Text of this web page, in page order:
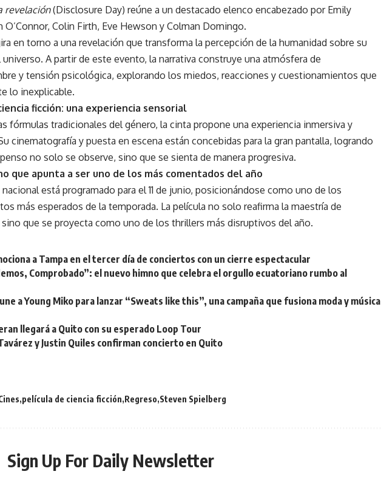
revelación(Disclosure Day) reúne a un destacado elenco encabezado por Emily
O’Connor, Colin Firth, Eve Hewson y Colman Domingo.
en torno a una revelación que transforma la percepción de la humanidad sobre su
universo. A partir de este evento, la narrativa construye una atmósfera de
y tensión psicológica, explorando los miedos, reacciones y cuestionamientos que
lo inexplicable.
ficción: una experiencia sensorial
fórmulas tradicionales del género, la cinta propone una experiencia inmersiva y
cinematografía y puesta en escena están concebidas para la gran pantalla, logrando
no solo se observe, sino que se sienta de manera progresiva.
que apunta a ser uno de los más comentados del año
está programado para el 11 de junio, posicionándose como uno de los
más esperados de la temporada. La película no solo reafirma la maestría de
que se proyecta como uno de los thrillers más disruptivos del año.
a Tampa en el tercer día de conciertos con un cierre espectacular
Comprobado”: el nuevo himno que celebra el orgullo ecuatoriano rumbo al
a Young Miko para lanzar “Sweats like this”, una campaña que fusiona moda y música
llegará a Quito con su esperado Loop Tour
y Justin Quiles confirman concierto en Quito
película de ciencia ficción Regreso Steven Spielberg
Sign Up For Daily Newsletter